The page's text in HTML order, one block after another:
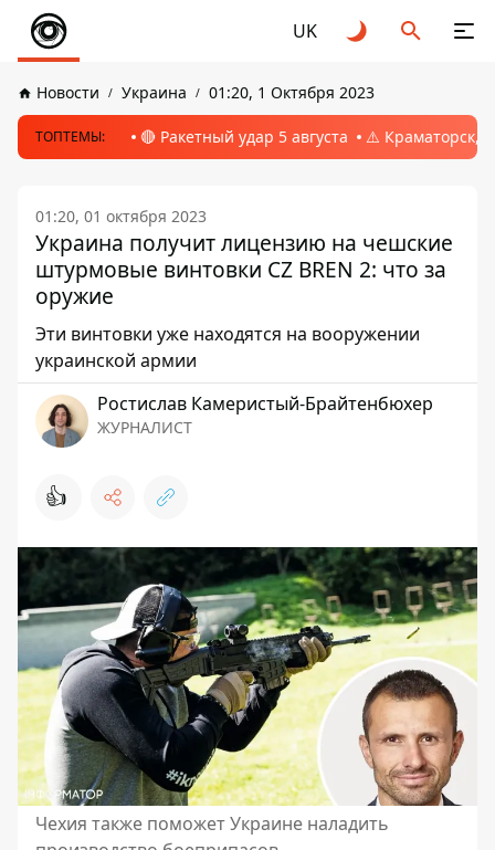
UK
Новости Украина 01:20, 1 Октября 2023
ТОПТЕМЫ: 🔴 Ракетный удар 5 августа ⚠️ Краматорск,
01:20, 01 октября 2023
Украина получит лицензию на чешские
штурмовые винтовки CZ BREN 2: что за
оружие
Эти винтовки уже находятся на вооружении
украинской армии
Ростислав Камеристый-Брайтенбюхер
ЖУРНАЛИСТ
👍
Чехия также поможет Украине наладить